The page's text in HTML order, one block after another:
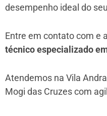
desempenho ideal do
Entre em contato com e
técnico especializado
Atendemos na Vila
Mogi das Cruzescom